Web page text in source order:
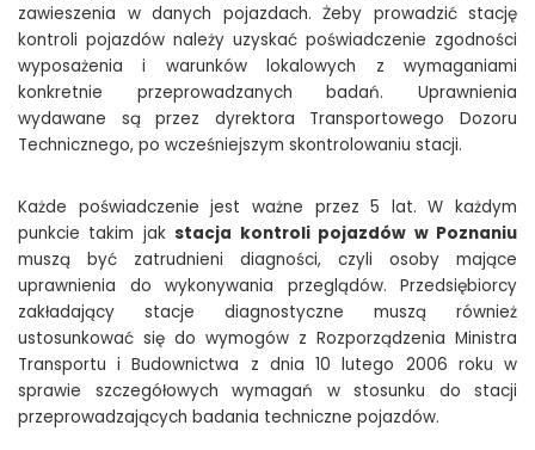
zawieszenia w danych pojazdach. Żeby prowadzić stację
kontroli pojazdów należy uzyskać poświadczenie zgodności
wyposażenia i warunków lokalowych z wymaganiami
konkretnie przeprowadzanych badań. Uprawnienia
wydawane są przez dyrektora Transportowego Dozoru
Technicznego, po wcześniejszym skontrolowaniu stacji.
Każde poświadczenie jest ważne przez 5 lat. W każdym
punkcie takim jakstacja kontroli pojazdów w Poznaniu
muszą być zatrudnieni diagności, czyli osoby mające
uprawnienia do wykonywania przeglądów. Przedsiębiorcy
zakładający stacje diagnostyczne muszą również
ustosunkować się do wymogów z Rozporządzenia Ministra
Transportu i Budownictwa z dnia 10 lutego 2006 roku w
sprawie szczegółowych wymagań w stosunku do stacji
przeprowadzających badania techniczne pojazdów.